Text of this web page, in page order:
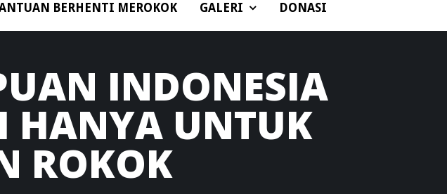
BERHENTI MEROKOK GALERI DONASI
INDONESIA
HANYA UNTUK
ROKOK